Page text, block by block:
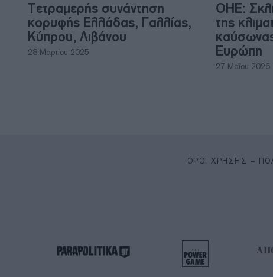
Τετραμερής συνάντηση
κορυφής Ελλάδας, Γαλλίας,
Κύπρου, Λιβάνου
28 Μαρτίου 2025
ΟΗΕ:
της
Ευρώπη
27 Μαΐου 2026
ΌΡΟΙ ΧΡΉΣΗΣ –